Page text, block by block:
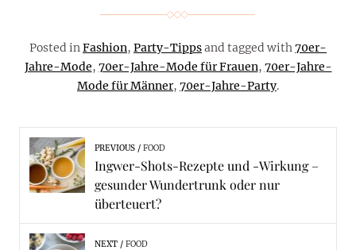
Posted inFashion, Party-Tippsand tagged with70er-
Jahre-Mode, 70er-Jahre-Mode für Frauen, 70er-Jahre-
Mode für Männer, 70er-Jahre-Party.
PREVIOUS FOOD
Ingwer-Shots-Rezepte und -Wirkung –
gesunder Wundertrunk oder nur
überteuert?
NEXT FOOD